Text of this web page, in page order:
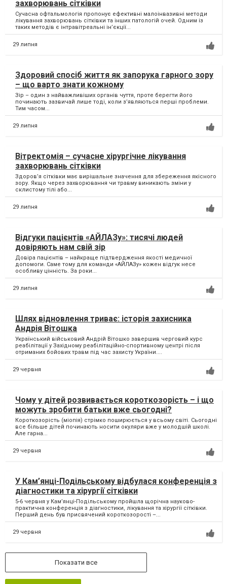
захворювань сітківки
Сучасна офтальмологія пропонує ефективні малоінвазивні методи
лікування захворювань сітківки та інших патологій очей. Одним із
таких методів є інтравітреальні ін’єкції...
29 липня
Здоровий спосіб життя як запорука гарного зору
– що варто знати кожному
Зір – один з найважливіших органів чуття, проте берегти його
починають зазвичай лише тоді, коли з’являються перші проблеми.
Тим часом...
29 липня
Вітректомія – сучасне хірургічне лікування
захворювань сітківки
Здоров’я сітківки має вирішальне значення для збереження якісного
зору. Якщо через захворювання чи травму виникають зміни у
склистому тілі або...
29 липня
Відгуки пацієнтів «АЙЛАЗу»: тисячі людей
довіряють нам свій зір
Довіра пацієнтів – найкраще підтвердження якості медичної
допомоги. Саме тому для команди «АЙЛАЗу» кожен відгук несе
особливу цінність. За роки...
29 липня
Шлях відновлення триває: історія захисника
Андрія Вітошка
Український військовий Андрій Вітошко завершив черговий курс
реабілітації у Західному реабілітаційно-спортивному центрі після
отриманих бойових травм під час захисту України....
29 червня
Чому у дітей розвивається короткозорість – і що
можуть зробити батьки вже сьогодні?
Короткозорість (міопія) стрімко поширюється у всьому світі. Сьогодні
все більше дітей починають носити окуляри вже у молодшій школі.
Але гарна...
29 червня
У Кам’янці-Подільському відбулася конференція з
діагностики та хірургії сітківки
5-6 червня у Кам’янці-Подільському пройшла щорічна науково-
практична конференція з діагностики, лікування та хірургії сітківки.
Перший день був присвячений короткозорості –...
29 червня
Показати все